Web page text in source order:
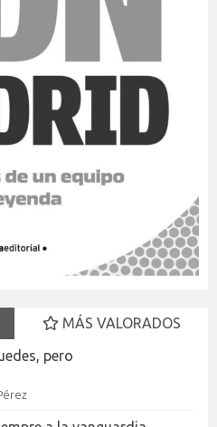
MÁS VALORADOS
pero